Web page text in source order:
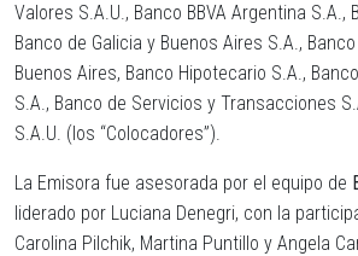
Valores S.A.U., Banco BBVA Argentina S.A.,
Banco de Galicia y Buenos Aires S.A.,
Buenos Aires, Banco Hipotecario S.A.,
S.A., Banco de Servicios y Transacciones
S.A.U. (los “Colocadores”).
La Emisora fue asesorada por el equipo de
liderado por Luciana Denegri, con la
Carolina Pilchik, Martina Puntillo y Angela